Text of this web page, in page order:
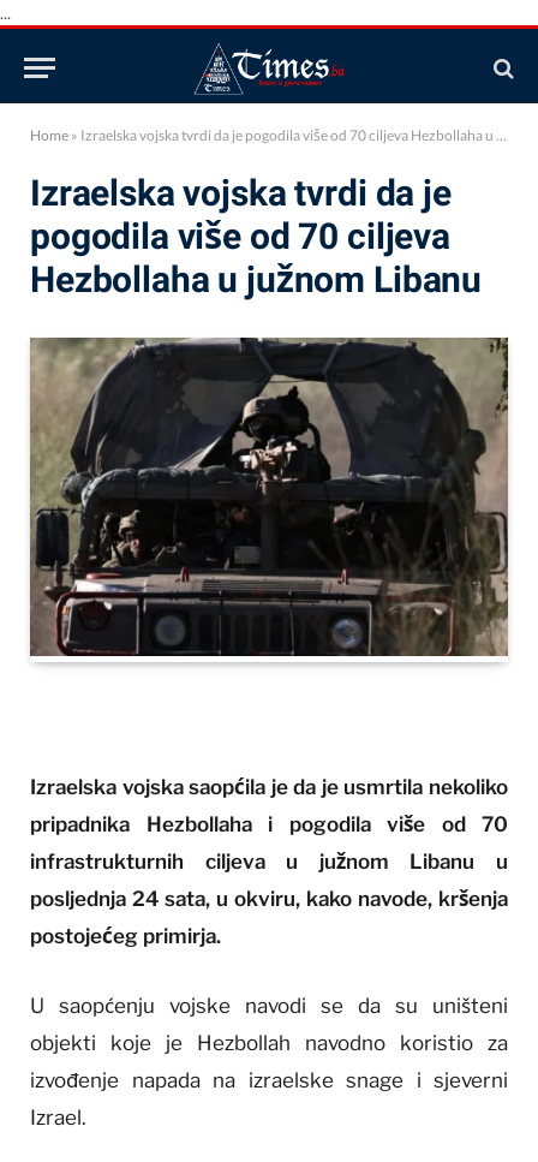
...
Home » Izraelska vojska tvrdi da je pogodila više od 70 ciljeva Hezbollaha u južnom Libanu
Izraelska vojska tvrdi da je
pogodila više od 70 ciljeva
Hezbollaha u južnom Libanu
Izraelska vojska saopćila je da je usmrtila nekoliko
pripadnika Hezbollaha i pogodila više od 70
infrastrukturnih ciljeva u južnom Libanu u
posljednja 24 sata, u okviru, kako navode, kršenja
postojećeg primirja.
U saopćenju vojske navodi se da su uništeni
objekti koje je Hezbollah navodno koristio za
izvođenje napada na izraelske snage i sjeverni
Izrael.